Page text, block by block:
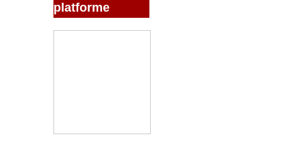
platforme